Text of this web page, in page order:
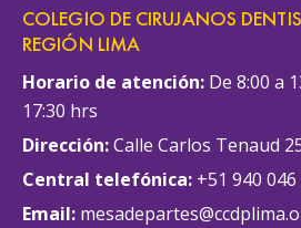
COLEGIO DE CIRUJANOS
REGIÓN LIMA
Horario de atención: De 8:00 a
17:30 hrs
Dirección:Calle Carlos Tenaud
Central telefónica: +51 940 046
Email: